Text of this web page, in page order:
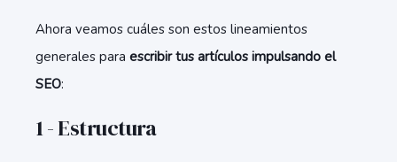
Ahora veamos cuáles son estos lineamientos
generales para escribir tus artículos impulsando el
SEO:
1 - Estructura